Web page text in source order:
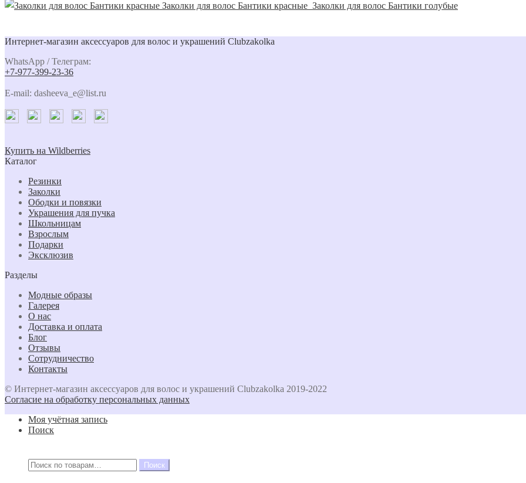
Заколки для волос Бантики красные Заколки для волос Бантики голубые
Интернет-магазин аксессуаров для волос и украшений Clubzakolka
WhatsApp / Телеграм:
+7-977-399-23-36
E-mail: dasheeva_e@list.ru
Купить на Wildberries
Каталог
Резинки
Заколки
Ободки и повязки
Украшения для пучка
Школьницам
Взрослым
Подарки
Эксклюзив
Разделы
Модные образы
Галерея
О нас
Доставка и оплата
Блог
Отзывы
Сотрудничество
Контакты
© Интернет-магазин аксессуаров для волос и украшений Clubzakolka 2019-2022
Согласие на обработку персональных данных
Моя учётная запись
Поиск
Искать: Поиск